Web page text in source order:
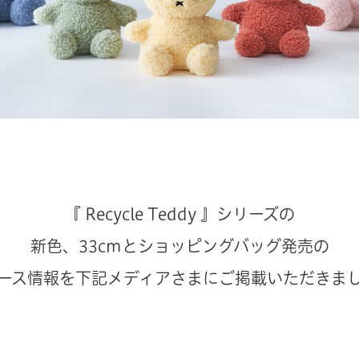
『 Recycle Teddy 』シリーズの
新色、33cmとショッピングバッグ発売の
ス情報を下記メディアさまにご掲載いただきま